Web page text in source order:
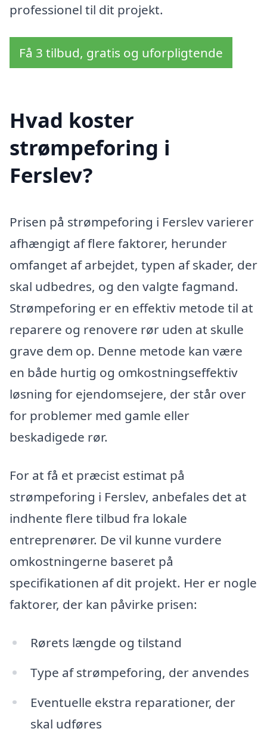
professionel til dit projekt.
Få 3 tilbud, gratis og uforpligtende
Hvad koster
strømpeforing i
Ferslev?
Prisen på strømpeforing i Ferslev varierer
afhængigt af flere faktorer, herunder
omfanget af arbejdet, typen af skader, der
skal udbedres, og den valgte fagmand.
Strømpeforing er en effektiv metode til at
reparere og renovere rør uden at skulle
grave dem op. Denne metode kan være
en både hurtig og omkostningseffektiv
løsning for ejendomsejere, der står over
for problemer med gamle eller
beskadigede rør.
For at få et præcist estimat på
strømpeforing i Ferslev, anbefales det at
indhente flere tilbud fra lokale
entreprenører. De vil kunne vurdere
omkostningerne baseret på
specifikationen af dit projekt. Her er nogle
faktorer, der kan påvirke prisen:
Rørets længde og tilstand
Type af strømpeforing, der anvendes
Eventuelle ekstra reparationer, der
skal udføres